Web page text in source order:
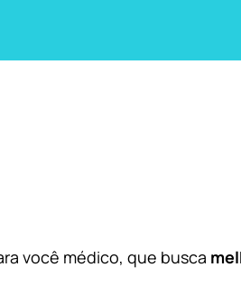
você médico, que busca